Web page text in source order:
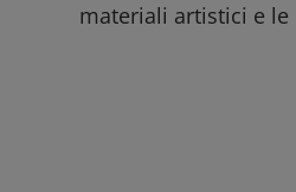
materiali artistici e le